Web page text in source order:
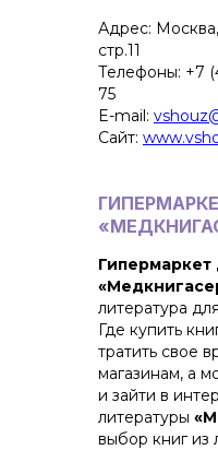
Адрес: Москва,
стр.11
Телефоны: +7
75
E-mail:
Сайт:
литература
Где купить
тратить свое
магазинам, а
и зайти в
литературы
выбор книг